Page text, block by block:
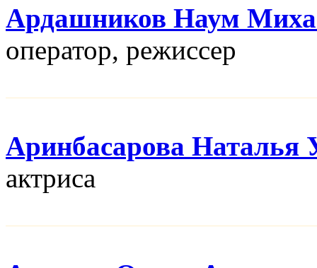
Ардашников Наум
оператор, режисcер
Аринбасарова Наталья
актриса